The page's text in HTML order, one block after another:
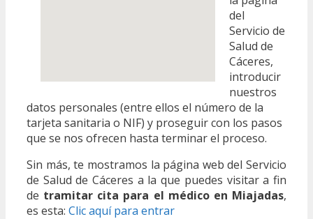
del
Servicio de
Salud de
Cáceres,
introducir
nuestros
datos personales (entre ellos el número de la
tarjeta sanitaria o NIF) y proseguir con los pasos
que se nos ofrecen hasta terminar el proceso.
Sin más, te mostramos la página web del Servicio
de Salud de Cáceres a la que puedes visitar a fin
de tramitar cita para el médico en Miajadas,
es esta: Clic aquí para entrar